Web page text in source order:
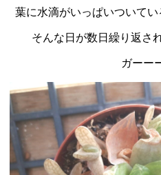
葉に水滴がいっぱいついて
そんな日が数日繰り返さ
ガーー